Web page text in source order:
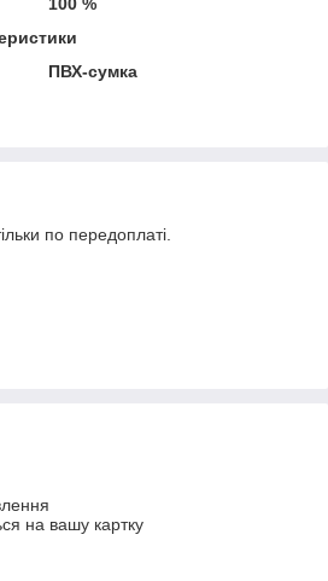
ПВХ-сумка
по передоплаті.
на вашу картку